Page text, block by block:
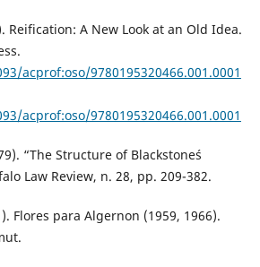
Reification: A New Look at an Old Idea.
acprof:oso/9780195320466.001.0001
acprof:oso/9780195320466.001.0001
“The Structure of Blackstone´s
Law Review, n. 28, pp. 209-382.
Flores para Algernon (1959, 1966).